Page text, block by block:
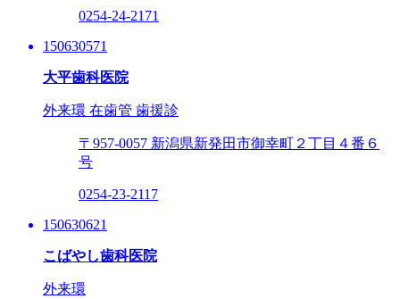
0254-24-2171
150630571
大平歯科医院
外来環 在歯管 歯援診
〒957-0057 新潟県新発田市御幸町２丁目４番６
号
0254-23-2117
150630621
こばやし歯科医院
外来環